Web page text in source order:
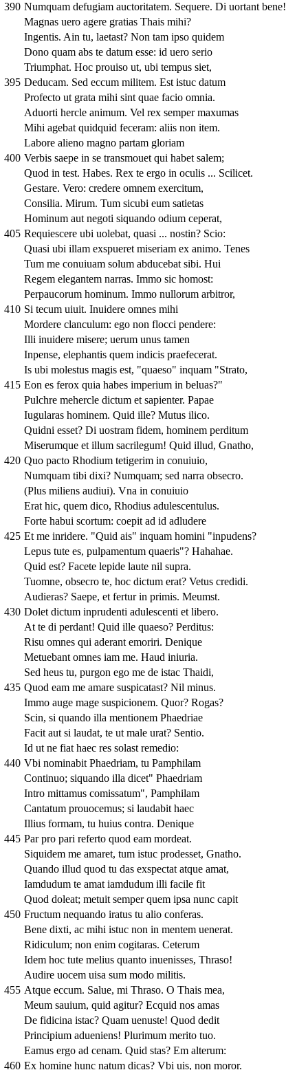
390 Numquam defugiam auctoritatem. Sequere. Di uortant bene!
Magnas uero agere gratias Thais mihi?
Ingentis. Ain tu, laetast? Non tam ipso quidem
Dono quam abs te datum esse: id uero serio
Triumphat. Hoc prouiso ut, ubi tempus siet,
395 Deducam. Sed eccum militem. Est istuc datum
Profecto ut grata mihi sint quae facio omnia.
Aduorti hercle animum. Vel rex semper maxumas
Mihi agebat quidquid feceram: aliis non item.
Labore alieno magno partam gloriam
400 Verbis saepe in se transmouet qui habet salem;
Quod in test. Habes. Rex te ergo in oculis ... Scilicet.
Gestare. Vero: credere omnem exercitum,
Consilia. Mirum. Tum sicubi eum satietas
Hominum aut negoti siquando odium ceperat,
405 Requiescere ubi uolebat, quasi ... nostin? Scio:
Quasi ubi illam exspueret miseriam ex animo. Tenes
Tum me conuiuam solum abducebat sibi. Hui
Regem elegantem narras. Immo sic homost:
Perpaucorum hominum. Immo nullorum arbitror,
410 Si tecum uiuit. Inuidere omnes mihi
Mordere clanculum: ego non flocci pendere:
Illi inuidere misere; uerum unus tamen
Inpense, elephantis quem indicis praefecerat.
Is ubi molestus magis est, "quaeso" inquam "Strato,
415 Eon es ferox quia habes imperium in beluas?"
Pulchre mehercle dictum et sapienter. Papae
Iugularas hominem. Quid ille? Mutus ilico.
Quidni esset? Di uostram fidem, hominem perditum
Miserumque et illum sacrilegum! Quid illud, Gnatho,
420 Quo pacto Rhodium tetigerim in conuiuio,
Numquam tibi dixi? Numquam; sed narra obsecro.
(Plus miliens audiui). Vna in conuiuio
Erat hic, quem dico, Rhodius adulescentulus.
Forte habui scortum: coepit ad id adludere
425 Et me inridere. "Quid ais" inquam homini "inpudens?
Lepus tute es, pulpamentum quaeris"? Hahahae.
Quid est? Facete lepide laute nil supra.
Tuomne, obsecro te, hoc dictum erat? Vetus credidi.
Audieras? Saepe, et fertur in primis. Meumst.
430 Dolet dictum inprudenti adulescenti et libero.
At te di perdant! Quid ille quaeso? Perditus:
Risu omnes qui aderant emoriri. Denique
Metuebant omnes iam me. Haud iniuria.
Sed heus tu, purgon ego me de istac Thaidi,
435 Quod eam me amare suspicatast? Nil minus.
Immo auge mage suspicionem. Quor? Rogas?
Scin, si quando illa mentionem Phaedriae
Facit aut si laudat, te ut male urat? Sentio.
Id ut ne fiat haec res solast remedio:
440 Vbi nominabit Phaedriam, tu Pamphilam
Continuo; siquando illa dicet" Phaedriam
Intro mittamus comissatum", Pamphilam
Cantatum prouocemus; si laudabit haec
Illius formam, tu huius contra. Denique
445 Par pro pari referto quod eam mordeat.
Siquidem me amaret, tum istuc prodesset, Gnatho.
Quando illud quod tu das exspectat atque amat,
Iamdudum te amat iamdudum illi facile fit
Quod doleat; metuit semper quem ipsa nunc capit
450 Fructum nequando iratus tu alio conferas.
Bene dixti, ac mihi istuc non in mentem uenerat.
Ridiculum; non enim cogitaras. Ceterum
Idem hoc tute melius quanto inuenisses, Thraso!
Audire uocem uisa sum modo militis.
455 Atque eccum. Salue, mi Thraso. O Thais mea,
Meum sauium, quid agitur? Ecquid nos amas
De fidicina istac? Quam uenuste! Quod dedit
Principium adueniens! Plurimum merito tuo.
Eamus ergo ad cenam. Quid stas? Em alterum:
460 Ex homine hunc natum dicas? Vbi uis, non moror.